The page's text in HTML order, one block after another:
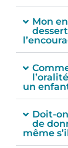
Mon
un
Doit-
de
même